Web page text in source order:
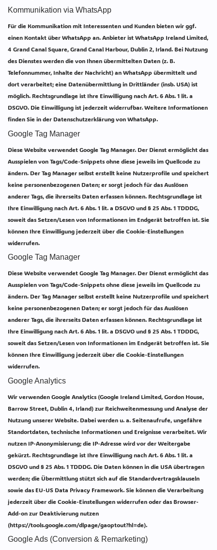
Kommunikation via WhatsApp
Für die Kommunikation mit Interessenten und Kunden bieten wir ggf.
einen Kontakt über WhatsApp an. Anbieter ist WhatsApp Ireland Limited,
4 Grand Canal Square, Grand Canal Harbour, Dublin 2, Irland. Bei Nutzung
des Dienstes werden die von Ihnen übermittelten Daten (z. B.
Telefonnummer, Inhalte der Nachricht) an WhatsApp übermittelt und
dort verarbeitet; eine Datenübermittlung in Drittländer (insb. USA) ist
möglich. Rechtsgrundlage ist Ihre Einwilligung nach Art. 6 Abs. 1 lit. a
DSGVO. Die Einwilligung ist jederzeit widerrufbar. Weitere Informationen
finden Sie in der Datenschutzerklärung von WhatsApp.
Google Tag Manager
Diese Website verwendet Google Tag Manager. Der Dienst ermöglicht das
Ausspielen von Tags/Code-Snippets ohne diese jeweils im Quellcode zu
ändern. Der Tag Manager selbst erstellt keine Nutzerprofile und speichert
keine personenbezogenen Daten; er sorgt jedoch für das Auslösen
anderer Tags, die ihrerseits Daten erfassen können. Rechtsgrundlage ist
Ihre Einwilligung nach Art. 6 Abs. 1 lit. a DSGVO und § 25 Abs. 1 TDDDG,
soweit das Setzen/Lesen von Informationen im Endgerät betroffen ist. Sie
können Ihre Einwilligung jederzeit über die Cookie-Einstellungen
widerrufen.
Google Tag Manager
Diese Website verwendet Google Tag Manager. Der Dienst ermöglicht das
Ausspielen von Tags/Code-Snippets ohne diese jeweils im Quellcode zu
ändern. Der Tag Manager selbst erstellt keine Nutzerprofile und speichert
keine personenbezogenen Daten; er sorgt jedoch für das Auslösen
anderer Tags, die ihrerseits Daten erfassen können. Rechtsgrundlage ist
Ihre Einwilligung nach Art. 6 Abs. 1 lit. a DSGVO und § 25 Abs. 1 TDDDG,
soweit das Setzen/Lesen von Informationen im Endgerät betroffen ist. Sie
können Ihre Einwilligung jederzeit über die Cookie-Einstellungen
widerrufen.
Google Analytics
Wir verwenden Google Analytics (Google Ireland Limited, Gordon House,
Barrow Street, Dublin 4, Irland) zur Reichweitenmessung und Analyse der
Nutzung unserer Website. Dabei werden u. a. Seitenaufrufe, ungefähre
Standortdaten, technische Informationen und Ereignisse verarbeitet. Wir
nutzen IP-Anonymisierung; die IP-Adresse wird vor der Weitergabe
gekürzt. Rechtsgrundlage ist Ihre Einwilligung nach Art. 6 Abs. 1 lit. a
DSGVO und § 25 Abs. 1 TDDDG. Die Daten können in die USA übertragen
werden; die Übermittlung stützt sich auf die Standardvertragsklauseln
sowie das EU-US Data Privacy Framework. Sie können die Verarbeitung
jederzeit über die Cookie-Einstellungen widerrufen oder das Browser-
Add-on zur Deaktivierung nutzen
(https://tools.google.com/dlpage/gaoptout?hl=de).
Google Ads (Conversion & Remarketing)